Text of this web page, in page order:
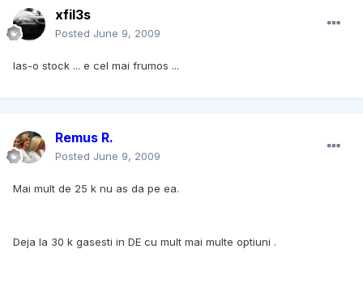
xfil3s
Posted June 9, 2009
las-o stock ... e cel mai frumos ...
Remus R.
Posted June 9, 2009
Mai mult de 25 k nu as da pe ea.
Deja la 30 k gasesti in DE cu mult mai multe optiuni .